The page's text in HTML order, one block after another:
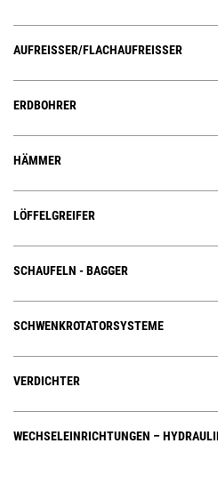
AUFREISSER/FLACHAUFREISSER
ERDBOHRER
HÄMMER
LÖFFELGREIFER
SCHAUFELN - BAGGER
SCHWENKROTATORSYSTEME
VERDICHTER
WECHSELEINRICHTUNGEN –